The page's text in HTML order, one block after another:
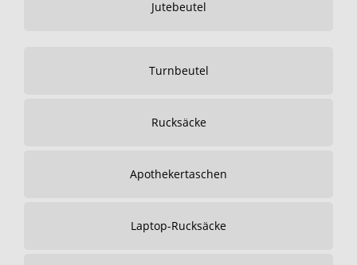
Jutebeutel
Turnbeutel
Rucksäcke
Apothekertaschen
Laptop-Rucksäcke